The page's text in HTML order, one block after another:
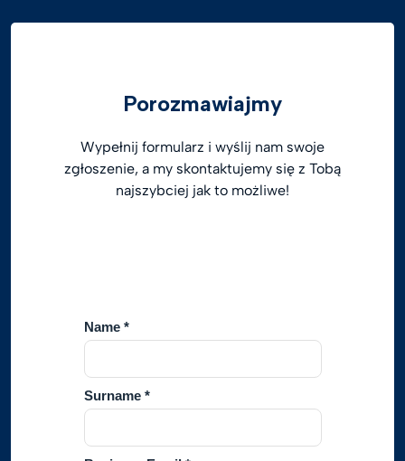
Porozmawiajmy
Wypełnij formularz i wyślij nam swoje
zgłoszenie, a my skontaktujemy się z Tobą
najszybciej jak to możliwe!